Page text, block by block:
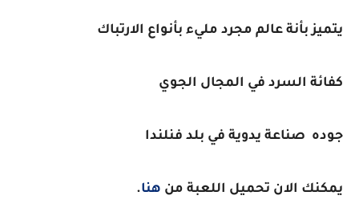
يتميز بأنة عالم مجرد مليء بأنواع الارتباك
كفائة السرد في المجال الجوي
جوده صناعة يدوية في بلد فنلندا
يمكنك الان تحميل اللعبة من هنا.